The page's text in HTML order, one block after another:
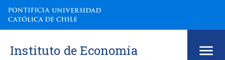
Instituto de Economía